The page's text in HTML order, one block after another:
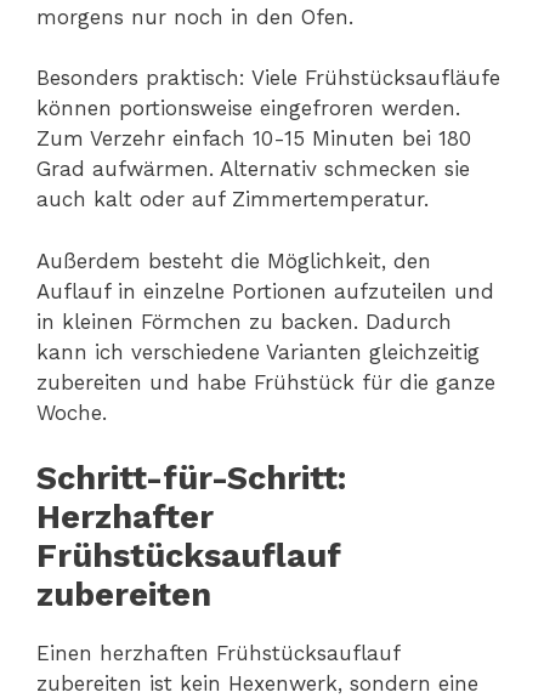
morgens nur noch in den Ofen.
Besonders praktisch: Viele Frühstücksaufläufe
können portionsweise eingefroren werden.
Zum Verzehr einfach 10-15 Minuten bei 180
Grad aufwärmen. Alternativ schmecken sie
auch kalt oder auf Zimmertemperatur.
Außerdem besteht die Möglichkeit, den
Auflauf in einzelne Portionen aufzuteilen und
in kleinen Förmchen zu backen. Dadurch
kann ich verschiedene Varianten gleichzeitig
zubereiten und habe Frühstück für die ganze
Woche.
Schritt-für-Schritt:
Herzhafter
Frühstücksauflauf
zubereiten
Einen herzhaften Frühstücksauflauf
zubereiten ist kein Hexenwerk, sondern eine